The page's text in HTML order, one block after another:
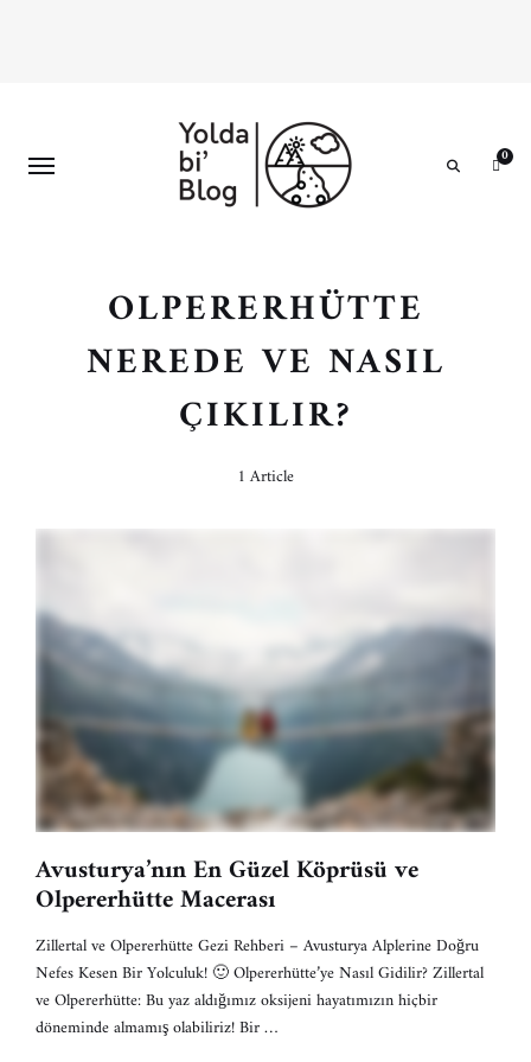
0
OLPERERHÜTTE
NEREDE VE NASIL
ÇIKILIR?
1 Article
Avusturya’nın En Güzel Köprüsü ve
Olpererhütte Macerası
Zillertal ve Olpererhütte Gezi Rehberi – Avusturya Alplerine Doğru
Nefes Kesen Bir Yolculuk! 🙂 Olpererhütte’ye Nasıl Gidilir? Zillertal
ve Olpererhütte: Bu yaz aldığımız oksijeni hayatımızın hiçbir
döneminde almamış olabiliriz! Bir …